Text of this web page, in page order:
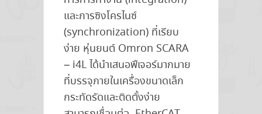
และการซิงโครไนซ์
(synchronization) ที่เรียบ
ง่าย หุ่นยนต์ Omron SCARA
– i4L ได้นำเสนอฟีเจอร์มากมาย
ที่บรรจุภายในเครื่องขนาดเล็ก
กระทัดรัดและติดตั้งง่าย